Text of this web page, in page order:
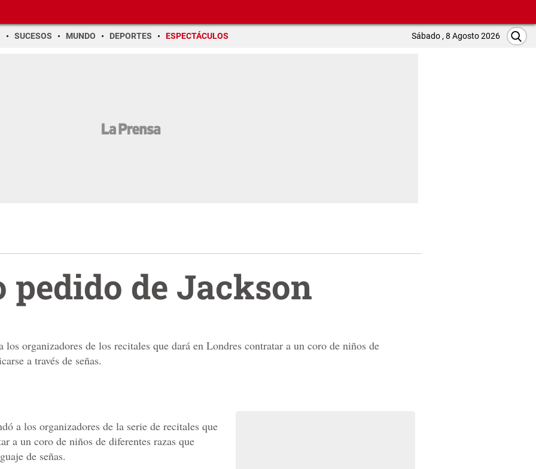
SUCESOS MUNDO DEPORTES ESPECTÁCULOS Sábado , 8 Agosto 2026
de Jackson
organizadores de los recitales que dará en Londres contratar a un coro de niños de
a través de señas.
a los organizadores de la serie de recitales que
a un coro de niños de diferentes razas que
de señas.